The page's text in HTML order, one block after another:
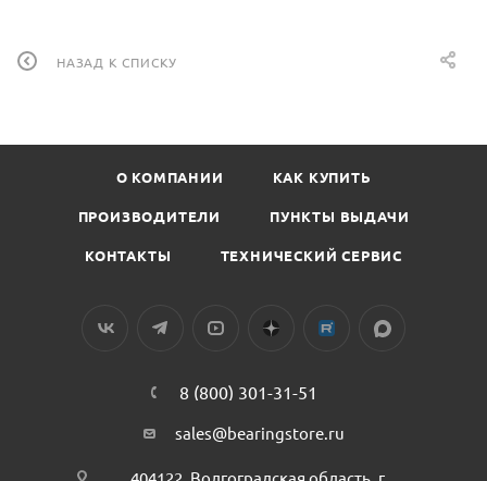
НАЗАД К СПИСКУ
О КОМПАНИИ КАК КУПИТЬ
ПРОИЗВОДИТЕЛИ ПУНКТЫ ВЫДАЧИ
КОНТАКТЫ ТЕХНИЧЕСКИЙ СЕРВИС
8 (800) 301-31-51
sales@bearingstore.ru